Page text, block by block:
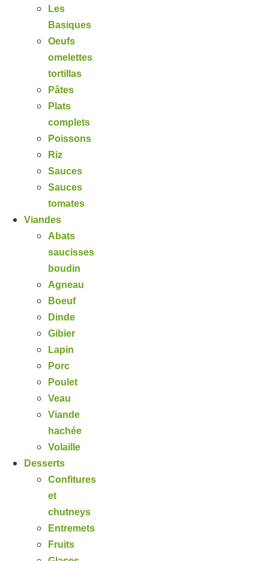
Les
Basiques
Oeufs
omelettes
tortillas
Pâtes
Plats
complets
Poissons
Riz
Sauces
Sauces
tomates
Viandes
Abats
saucisses
boudin
Agneau
Boeuf
Dinde
Gibier
Lapin
Porc
Poulet
Veau
Viande
hachée
Volaille
Desserts
Confitures
et
chutneys
Entremets
Fruits